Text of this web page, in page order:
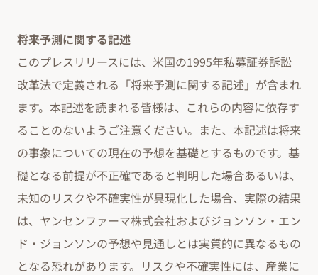
将来予測に関する記述
このプレスリリースには、米国の1995年私募証券訴訟
改革法で定義される「将来予測に関する記述」が含まれ
ます。本記述を読まれる皆様は、これらの内容に依存す
ることのないようご注意ください。また、本記述は将来
の事象についての現在の予想を基礎とするものです。基
礎となる前提が不正確であると判明した場合あるいは、
未知のリスクや不確実性が具現化した場合、実際の結果
は、ヤンセンファーマ株式会社およびジョンソン・エン
ド・ジョンソンの予想や見通しとは実質的に異なるもの
となる恐れがあります。リスクや不確実性には、産業に